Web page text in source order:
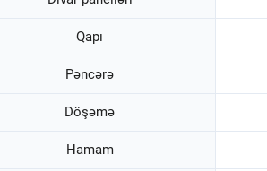
Qapı
Pəncərə
Döşəmə
Hamam